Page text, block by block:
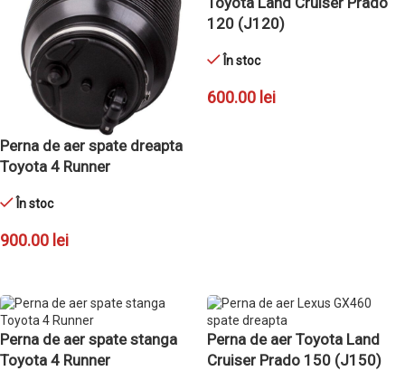
Perna de aer spate dreapta
Toyota 4 Runner
În stoc
900.00 lei
120 (J120)
În stoc
600.00 lei
Perna de aer spate stanga
Toyota 4 Runner
Perna de aer Toyota Land
Cruiser Prado 150 (J150)